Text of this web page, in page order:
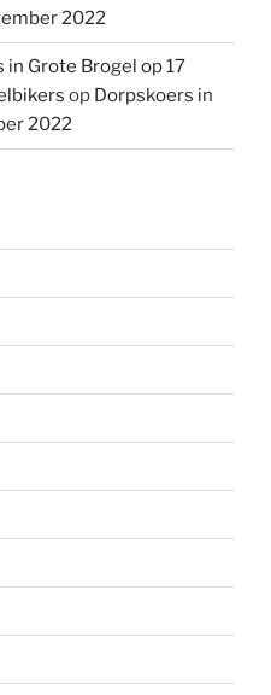
2022
in Grote Brogel op 17
op Dorpskoers in
2022